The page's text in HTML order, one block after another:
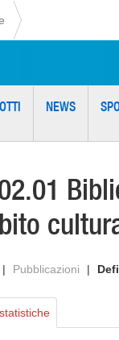
NEWS
| Pubblicazioni |